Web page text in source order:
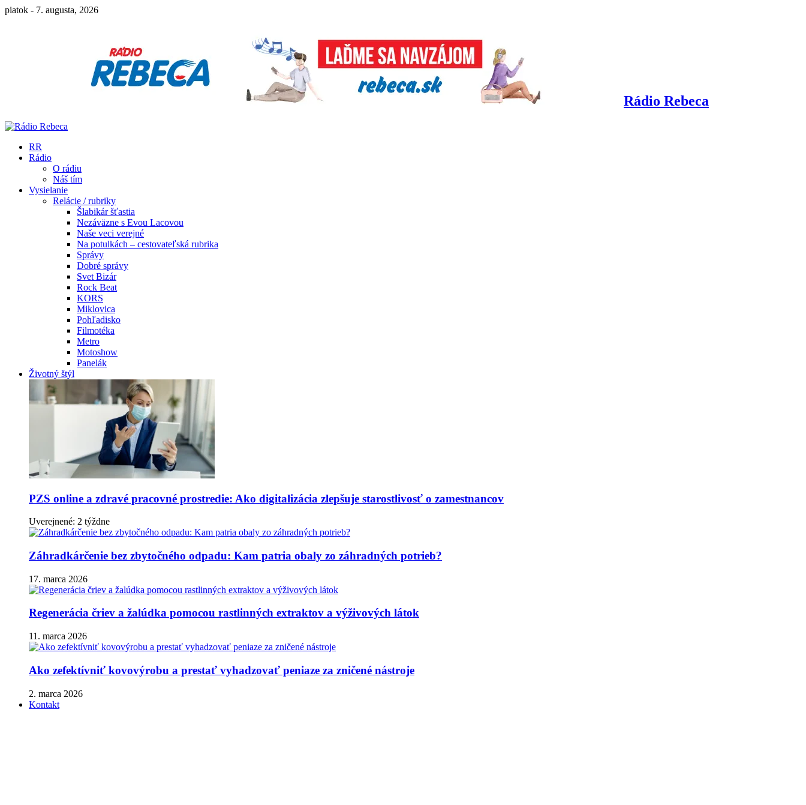
piatok - 7. augusta, 2026
Rádio Rebeca
RR
Rádio
O rádiu
Náš tím
Vysielanie
Relácie / rubriky
Šlabikár šťastia
Nezáväzne s Evou Lacovou
Naše veci verejné
Na potulkách – cestovateľská rubrika
Správy
Dobré správy
Svet Bizár
Rock Beat
KORS
Miklovica
Pohľadisko
Filmotéka
Metro
Motoshow
Panelák
Životný štýl
PZS online a zdravé pracovné prostredie: Ako digitalizácia zlepšuje starostlivosť o zamestnancov
Uverejnené: 2 týždne
Záhradkárčenie bez zbytočného odpadu: Kam patria obaly zo záhradných potrieb?
17. marca 2026
Regenerácia čriev a žalúdka pomocou rastlinných extraktov a výživových látok
11. marca 2026
Ako zefektívniť kovovýrobu a prestať vyhadzovať peniaze za zničené nástroje
2. marca 2026
Kontakt